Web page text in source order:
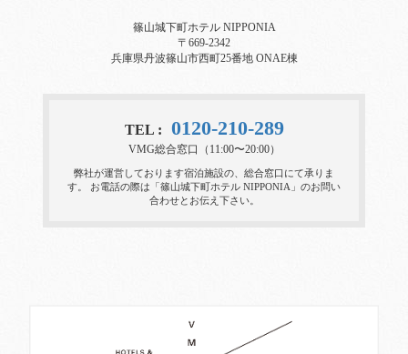
篠山城下町ホテル NIPPONIA
〒669-2342
兵庫県丹波篠山市西町25番地 ONAE棟
TEL : 0120-210-289
VMG総合窓口（11:00〜20:00）
弊社が運営しております宿泊施設の、総合窓口にて承りま
す。
お電話の際は「篠山城下町ホテル NIPPONIA」のお問い
合わせとお伝え下さい。